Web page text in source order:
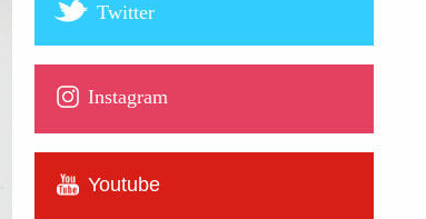
Twitter
Instagram
Youtube